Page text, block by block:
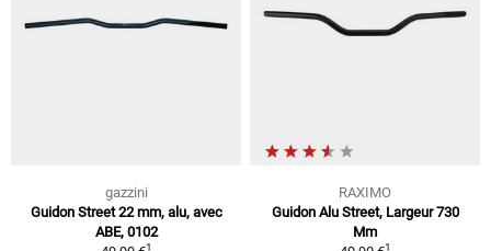
gazzini
Guidon Street 22 mm, alu, avec
ABE, 0102
1
RAXIMO
Guidon Alu Street, Largeur 730
Mm
1